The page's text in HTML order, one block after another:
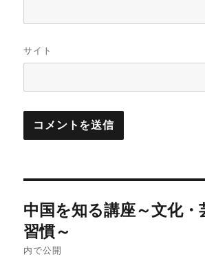
サイト
稿
ナ
中国を知る講座～文化・
習慣～
内で公開